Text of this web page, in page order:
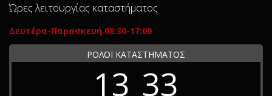
Ώρες λειτουργίας καταστήματος
Δευτέρα-Παρασκευή 08:30-17:00
ΡΟΛΟΪ ΚΑΤΑΣΤΗΜΑΤΟΣ
13 33